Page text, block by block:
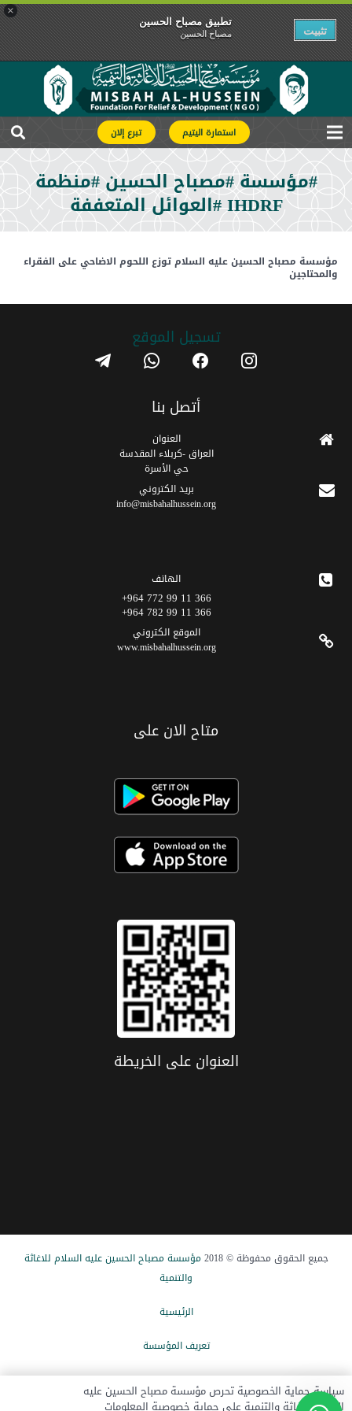
×
تطبیق مصباح الحسین
مصباح الحسین تثبیت
استمارة اليتيم تبرع إلان
#مؤسسة #مصباح الحسين #منظمة
IHDRF #العوائل المتعففة
مؤسسة مصباح الحسين عليه السلام توزع اللحوم الاضاحي على الفقراء
والمحتاجين
تسجیل الموقع instagram
facebook
whatsapp
telegram
أتصل بنا
العنوان
العراق -كربلاء المقدسة
حي الأسرة
برید الکتروني
info@misbahalhussein.org
الهاتف
366 11 99 772 964+
366 11 99 782 964+
الموقع الکتروني
www.misbahalhussein.org
متاح الان على
العنوان علی الخریطة
جميع الحقوق محفوظة © 2018
مؤسسة مصباح الحسین علیه السلام للاغاثة
والتنمیة
الرئيسیة
تعریف المؤسسة
الاخبار
سياسة حماية الخصوصية تحرص مؤسسة مصباح الحسين عليه
السلام للإغاثة والتنمية على حماية خصوصية المعلومات